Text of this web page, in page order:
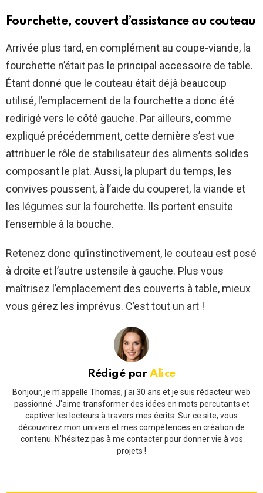
Fourchette, couvert d’assistance au couteau
Arrivée plus tard, en complément au coupe-viande, la
fourchette n’était pas le principal accessoire de table.
Étant donné que le couteau était déjà beaucoup
utilisé, l’emplacement de la fourchette a donc été
redirigé vers le côté gauche. Par ailleurs, comme
expliqué précédemment, cette dernière s’est vue
attribuer le rôle de stabilisateur des aliments solides
composant le plat. Aussi, la plupart du temps, les
convives poussent, à l’aide du couperet, la viande et
les légumes sur la fourchette. Ils portent ensuite
l’ensemble à la bouche.
Retenez donc qu’instinctivement, le couteau est posé
à droite et l’autre ustensile à gauche. Plus vous
maîtrisez l’emplacement des couverts à table, mieux
vous gérez les imprévus. C’est tout un art !
Rédigé parAlice
Bonjour, je m'appelle Thomas, j'ai 30 ans et je suis rédacteur web
passionné. J'aime transformer des idées en mots percutants et
captiver les lecteurs à travers mes écrits. Sur ce site, vous
découvrirez mon univers et mes compétences en création de
contenu. N'hésitez pas à me contacter pour donner vie à vos
projets !